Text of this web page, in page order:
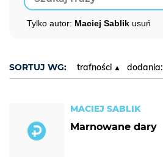
Tylko autor: Maciej Sablik usuń
SORTUJ WG: trafności dodania:
MACIEJ SABLIK
Marnowane dary